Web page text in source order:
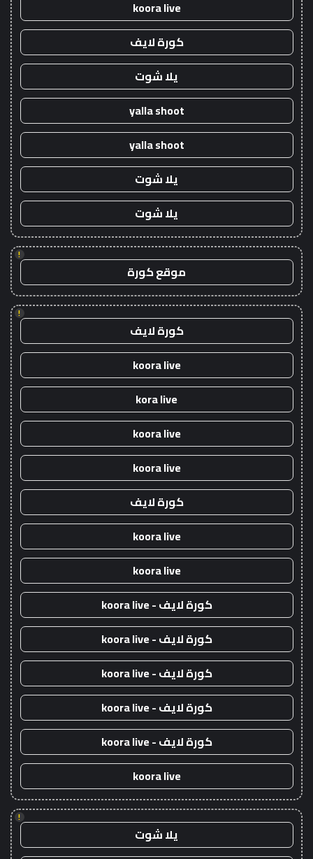
koora live
كورة لايف
يلا شوت
yalla shoot
yalla shoot
يلا شوت
يلا شوت
!
موقع كورة
!
كورة لايف
koora live
kora live
koora live
koora live
كورة لايف
koora live
koora live
كورة لايف - koora live
كورة لايف - koora live
كورة لايف - koora live
كورة لايف - koora live
كورة لايف - koora live
koora live
!
يلا شوت